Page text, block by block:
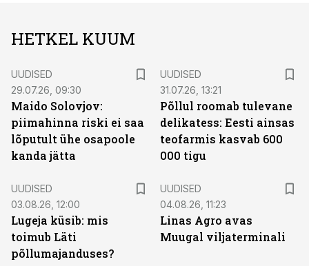
HETKEL KUUM
UUDISED
29.07.26, 09:30
Maido Solovjov:
piimahinna riski ei saa
lõputult ühe osapoole
kanda jätta
UUDISED
31.07.26, 13:21
Põllul roomab tulevane
delikatess: Eesti ainsas
teofarmis kasvab 600
000 tigu
UUDISED
03.08.26, 12:00
Lugeja küsib: mis
toimub Läti
põllumajanduses?
UUDISED
04.08.26, 11:23
Linas Agro avas
Muugal viljaterminali